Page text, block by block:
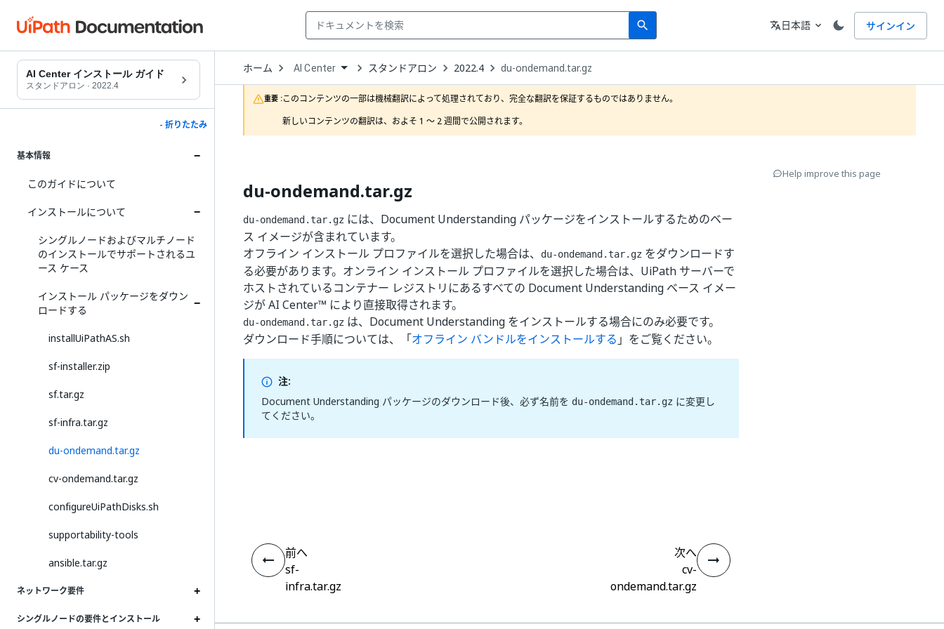
search
Search 言語
translate日本語 expand_more サインイン
AI Center インストール ガイド
スタンドアロン · 2022.4
- 折りたたみ
基本情報
このガイドについて
インストールについて
シングルノードおよびマルチノード
のインストールでサポートされるユ
ース ケース
インストール パッケージをダウン
ロードする
installUiPathAS.sh
sf-installer.zip
sf.tar.gz
sf-infra.tar.gz
du-ondemand.tar.gz
cv-ondemand.tar.gz
configureUiPathDisks.sh
supportability-tools
ansible.tar.gz
ネットワーク要件
シングルノードの要件とインストール
ホーム Open
Dropdown
to
choose
product
AI Center スタンドアロン 2022.4 du-ondemand.tar.gz
重要 :このコンテンツの一部は機械翻訳によって処理されており、完全な翻訳を保証するものではありません。
新しいコンテンツの翻訳は、およそ 1 ～ 2 週間で公開されます。
du-ondemand.tar.gz
du-ondemand.tar.gz には、Document Understanding パッケージをインストールするためのベー
ス イメージが含まれています。
オフライン インストール プロファイルを選択した場合は、
du-ondemand.tar.gz をダウンロードす
る必要があります。オンライン インストール プロファイルを選択した場合は、UiPath サーバーで
ホストされているコンテナー レジストリにあるすべての Document Understanding ベース イメー
ジが AI Center™ により直接取得されます。
du-ondemand.tar.gz は、Document Understanding をインストールする場合にのみ必要です。
ダウンロード手順については、「オフライン バンドルをインストールする 」をご覧ください。
注:
Document Understanding パッケージのダウンロード後、必ず名前を du-ondemand.tar.gz に変更し
てください。
Help improve this page
前へ
sf-
infra.tar.gz
次へ
cv-
ondemand.tar.gz